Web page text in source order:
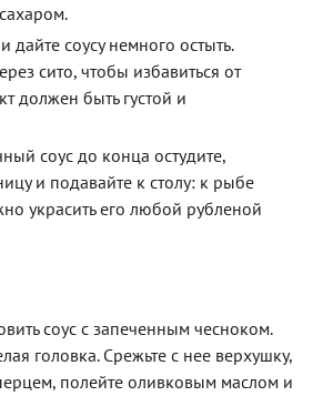
дайте соусу немного остыть.
сито, чтобы избавиться от
должен быть густой и
соус до конца остудите,
и подавайте к столу: к рыбе
украсить его любой рубленой
соус с запеченным чесноком.
головка. Срежьте с нее верхушку,
полейте оливковым маслом и